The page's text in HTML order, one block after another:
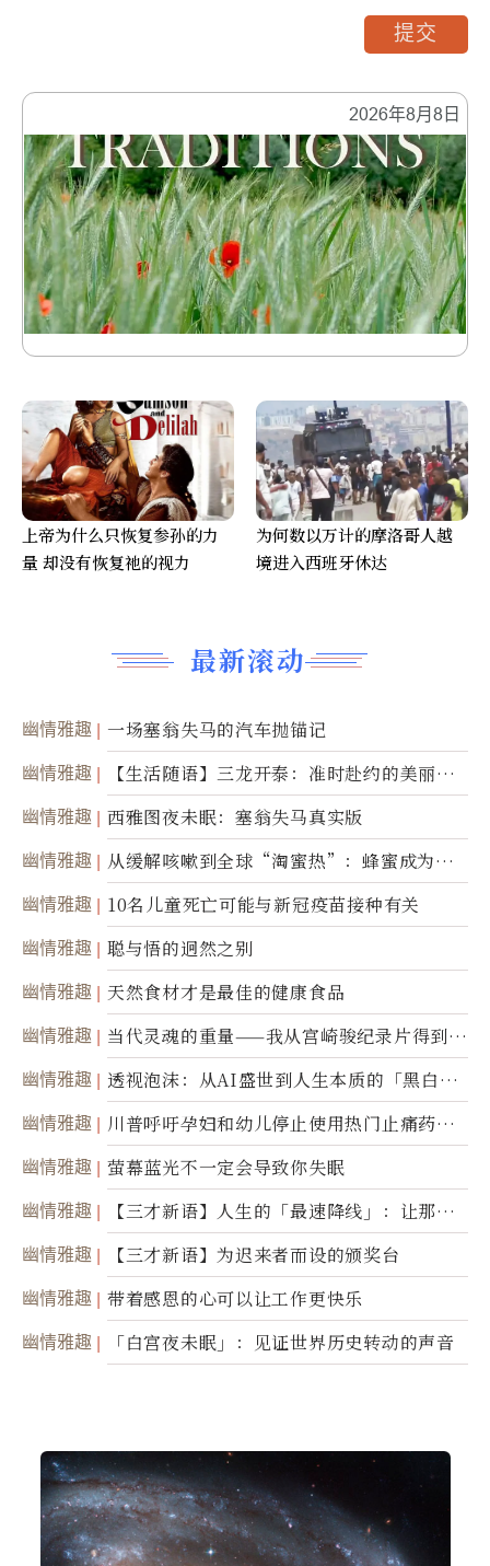
2026年8月8日
最新滚动
幽情雅趣 一场塞翁失马的汽车抛锚记
幽情雅趣
【生活随语】三龙开泰：准时赴约的美丽震
撼
幽情雅趣 西雅图夜未眠：塞翁失马真实版
幽情雅趣
从缓解咳嗽到全球“淘蜜热”：蜂蜜成为健
康产业前沿商品
幽情雅趣 10名儿童死亡可能与新冠疫苗接种有关
幽情雅趣 聪与悟的迥然之别
幽情雅趣 天然食材才是最佳的健康食品
幽情雅趣
当代灵魂的重量——我从宫崎骏纪录片得到的
省思
幽情雅趣
透视泡沫：从AI盛世到人生本质的「黑白一
瞬」
幽情雅趣
川普呼吁孕妇和幼儿停止使用热门止痛药泰
诺
幽情雅趣 萤幕蓝光不一定会导致你失眠
幽情雅趣
【三才新语】人生的「最速降线」：让那道
光，带你滑向自己
幽情雅趣 【三才新语】为迟来者而设的颁奖台
幽情雅趣 带着感恩的心可以让工作更快乐
幽情雅趣 「白宫夜未眠」：见证世界历史转动的声音
提交
上帝为什么只恢复参孙的力
量 却没有恢复祂的视力
为何数以万计的摩洛哥人越
境进入西班牙休达